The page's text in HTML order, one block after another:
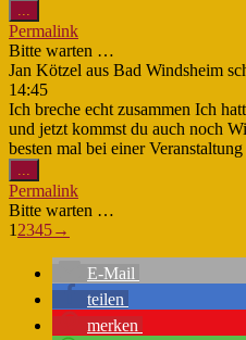
...
Metabox
ein-/ausblenden.
Permalink
Bitte warten …
Jan Kötzel aus Bad Windsheim
14:45
Ich breche echt zusammen Ich
und jetzt kommst du auch noch
besten mal bei einer
...
Metabox
ein-/ausblenden.
Permalink
Bitte warten …
Navigation
Gästebuchliste
1 2345→
E-Mail
teilen
merken